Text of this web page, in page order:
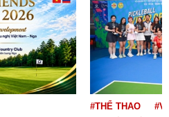
#THỂ THAO